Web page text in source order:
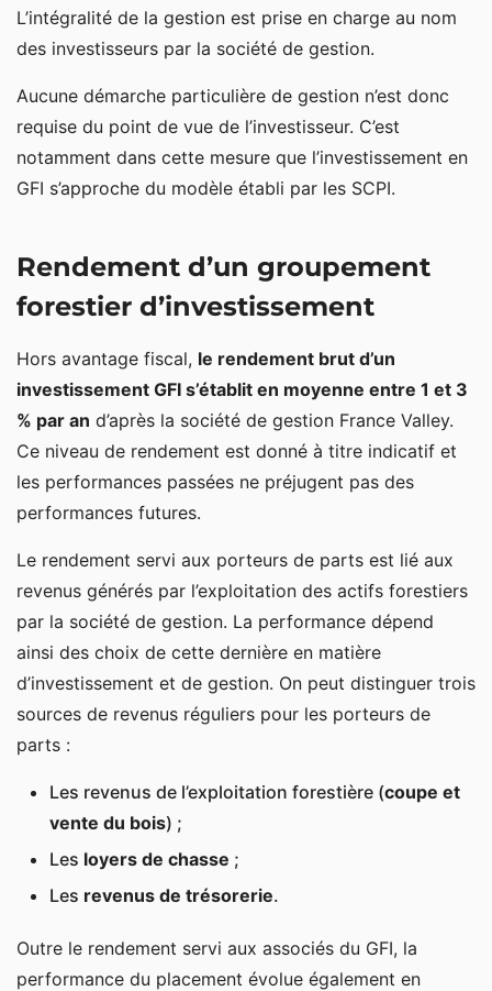
L’intégralité de la gestion est prise en charge au nom
des investisseurs par la société de gestion.
Aucune démarche particulière de gestion n’est donc
requise du point de vue de l’investisseur. C’est
notamment dans cette mesure que l’investissement en
GFI s’approche du modèle établi par les SCPI.
Rendement d’un groupement
forestier d’investissement
Hors avantage fiscal, le rendement brut d’un
investissement GFI s’établit en moyenne entre 1 et 3
% par an d’après la société de gestion France Valley.
Ce niveau de rendement est donné à titre indicatif et
les performances passées ne préjugent pas des
performances futures.
Le rendement servi aux porteurs de parts est lié aux
revenus générés par l’exploitation des actifs forestiers
par la société de gestion. La performance dépend
ainsi des choix de cette dernière en matière
d’investissement et de gestion. On peut distinguer trois
sources de revenus réguliers pour les porteurs de
parts :
Les revenus de l’exploitation forestière (coupe et
vente du bois) ;
Les loyers de chasse ;
Les revenus de trésorerie.
Outre le rendement servi aux associés du GFI, la
performance du placement évolue également en